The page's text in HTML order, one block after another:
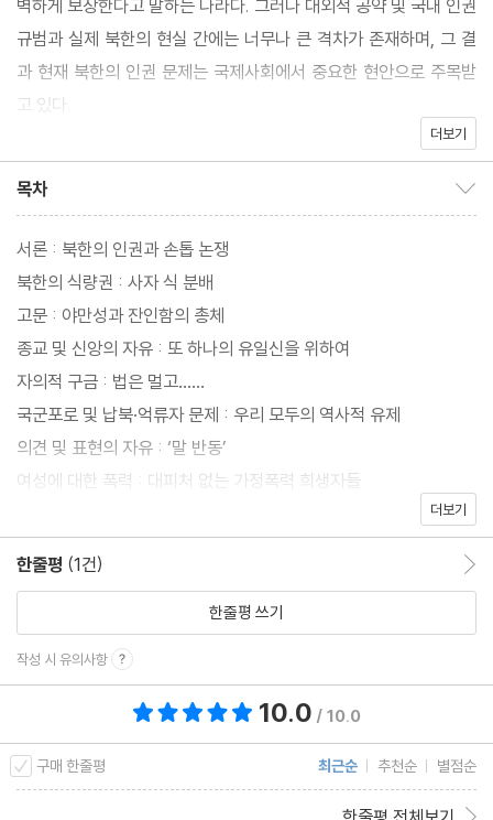
벽하게 보장한다고 말하는 나라다. 그러나 대외적 공약 및 국내 인권
규범과 실제 북한의 현실 간에는 너무나 큰 격차가 존재하며, 그 결
과 현재 북한의 인권 문제는 국제사회에서 중요한 현안으로 주목받
고 있다.
제에서부터 종교, 국군포로, 가정폭력, 정치범 수용소 등 다양한 인
권 문제들을 다룬다. 특히 대한변호사협회에서 조사한 탈북자들의
인터뷰를 직접 인용한 생생한 사례들을 함께 전하고 있으며, 북한이
이미 가입해 있는 국제인권규범과 북한 국내법을 함께 수록해 현재
북한 정권이 인권보호에 관해 구체적으로 어떤 규정을 어기고 있는
지 한눈에 파악할 수 있도록 했다. 이 책을 통해 독자들은 북한 인권
의 현주소를 파악하고, 이를 실질적으로 개선하기 위해 한국과 국제
사회가 어떤 접근법을 준비해야 하는지에 대한 해답을 찾을 수 있을
것이다.
더보기
목차
서론 : 북한의 인권과 손톱 논쟁
북한의 식량권 : 사자 식 분배
고문 : 야만성과 잔인함의 총체
종교 및 신앙의 자유 : 또 하나의 유일신을 위하여
자의적 구금 : 법은 멀고……
국군포로 및 납북·억류자 문제 : 우리 모두의 역사적 유제
의견 및 표현의 자유 : ‘말 반동’
여성에 대한 폭력 : 대피처 없는 가정폭력 희생자들
결론 : 헬싱키 프로세스를 원용한 다자적 접근
더보기
한줄평 (1건)
한줄평 쓰기
작성 시 유의사항
10.0 / 10.0
구매 한줄평 최근순 추천순 별점순